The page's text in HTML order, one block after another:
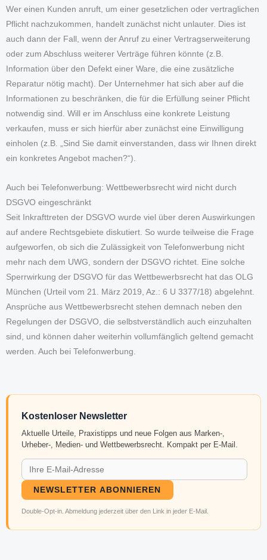
Wer einen Kunden anruft, um einer gesetzlichen oder vertraglichen
Pflicht nachzukommen, handelt zunächst nicht unlauter. Dies ist
auch dann der Fall, wenn der Anruf zu einer Vertragserweiterung
oder zum Abschluss weiterer Verträge führen könnte (z.B.
Information über den Defekt einer Ware, die eine zusätzliche
Reparatur nötig macht). Der Unternehmer hat sich aber auf die
Informationen zu beschränken, die für die Erfüllung seiner Pflicht
notwendig sind. Will er im Anschluss eine konkrete Leistung
verkaufen, muss er sich hierfür aber zunächst eine Einwilligung
einholen (z.B. „Sind Sie damit einverstanden, dass wir Ihnen direkt
ein konkretes Angebot machen?“).
Auch bei Telefonwerbung: Wettbewerbsrecht wird nicht durch
DSGVO eingeschränkt
Seit Inkrafttreten der DSGVO wurde viel über deren Auswirkungen
auf andere Rechtsgebiete diskutiert. So wurde teilweise die Frage
aufgeworfen, ob sich die Zulässigkeit von Telefonwerbung nicht
mehr nach dem UWG, sondern der DSGVO richtet. Eine solche
Sperrwirkung der DSGVO für das Wettbewerbsrecht hat das OLG
München (Urteil vom 21. März 2019, Az.: 6 U 3377/18) abgelehnt.
Ansprüche aus Wettbewerbsrecht stehen demnach neben den
Regelungen der DSGVO, die selbstverständlich auch einzuhalten
sind, und können daher weiterhin vollumfänglich geltend gemacht
werden. Auch bei Telefonwerbung.
Kostenloser Newsletter
Aktuelle Urteile, Praxistipps und neue Folgen aus Marken-,
Urheber-, Medien- und Wettbewerbsrecht. Kompakt per E-Mail.
NEWSLETTER ABONNIEREN
Double-Opt-in. Abmeldung jederzeit über den Link in jeder E-Mail.